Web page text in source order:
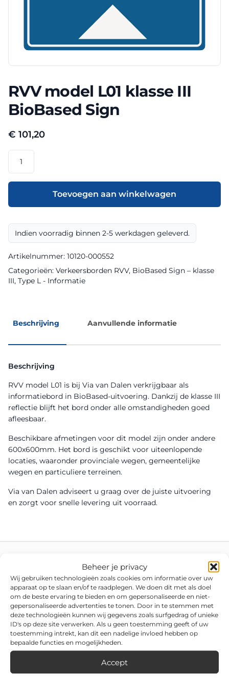
Beheer je privacy
Wij gebruiken technologieën zoals cookies om informatie over uw
apparaat op te slaan en/of te raadplegen. We doen dit met als doel
om de beste ervaring te bieden en om gepersonaliseerde en niet-
gepersonaliseerde advertenties te tonen. Door in te stemmen met
deze technologieën kunnen wij gegevens zoals surfgedrag of unieke
ID's op deze site verwerken. Als u geen toestemming geeft of uw
toestemming intrekt, kan dit een nadelige invloed hebben op
bepaalde functies en mogelijkheden.
Accept
RVV model L01 klasse III
BioBased Sign
€ 101,20
model
L01
III
Sign
aantal
Toevoegen aan winkelwagen
Indien voorradig binnen 2-5 werkdagen geleverd.
Artikelnummer: 10120-000552
Categorieën: Verkeersborden RVV, BioBased Sign – klasse
III, Type L - Informatie
Beschrijving Aanvullende informatie
Beschrijving
RVV model L01 is bij Via van Dalen verkrijgbaar als
informatiebord in BioBased-uitvoering. Dankzij de klasse III
reflectie blijft het bord onder alle omstandigheden goed
afleesbaar.
Beschikbare afmetingen voor dit model zijn onder andere
600x600mm. Het bord is geschikt voor uiteenlopende
locaties, waaronder provinciale wegen, gemeentelijke
wegen en particuliere terreinen.
Via van Dalen adviseert u graag over de juiste uitvoering
en zorgt voor snelle levering uit voorraad.